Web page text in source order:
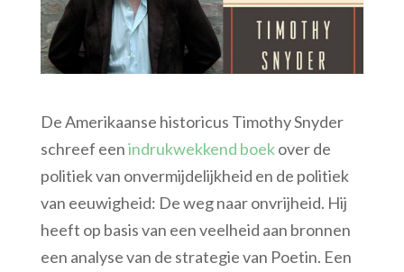
De Amerikaanse historicus Timothy Snyder
schreef eenindrukwekkend boekover de
politiek van onvermijdelijkheid en de politiek
van eeuwigheid: De weg naar onvrijheid. Hij
heeft op basis van een veelheid aan bronnen
een analyse van de strategie van Poetin. Een